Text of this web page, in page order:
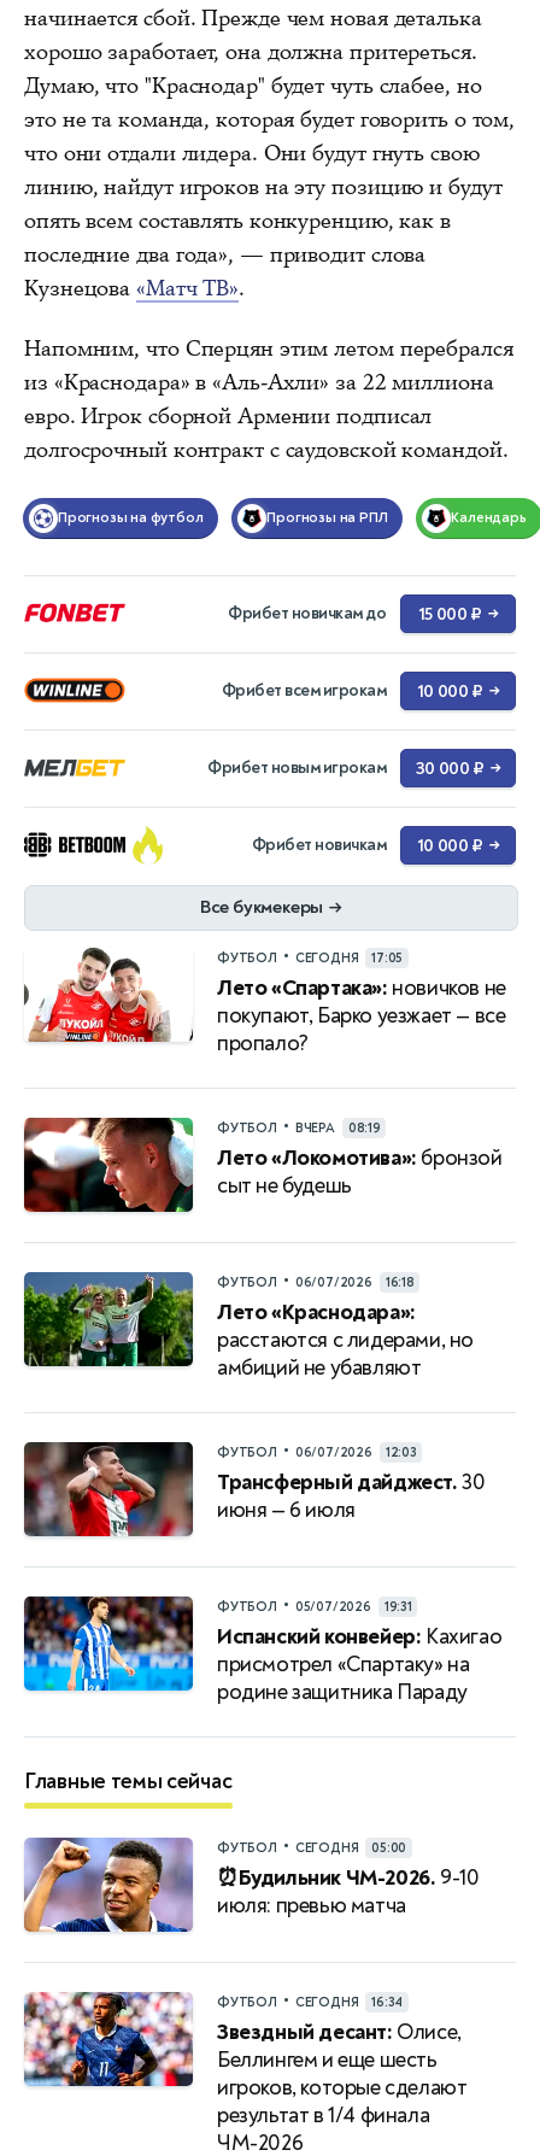
начинается сбой. Прежде чем новая деталька
хорошо заработает, она должна притереться.
Думаю, что "Краснодар" будет чуть слабее, но
это не та команда, которая будет говорить о том,
что они отдали лидера. Они будут гнуть свою
линию, найдут игроков на эту позицию и будут
опять всем составлять конкуренцию, как в
последние два года», — приводит слова
Кузнецова«Матч ТВ».
Напомним, что Сперцян этим летом перебрался
из «Краснодара» в «Аль-Ахли» за 22 миллиона
евро. Игрок сборной Армении подписал
долгосрочный контракт с саудовской командой.
Прогнозы на футбол Прогнозы на РПЛ Календарь
Фрибет новичкам до 15 000 ₽ →
Фрибет всем игрокам 10 000 ₽ →
Фрибет новым игрокам 30 000 ₽ →
Фрибет новичкам 10 000 ₽ →
Все букмекеры →
ФУТБОЛ • СЕГОДНЯ 17:05
Лето «Спартака»: новичков не
покупают, Барко уезжает — все
пропало?
ФУТБОЛ • ВЧЕРА 08:19
Лето «Локомотива»: бронзой
сыт не будешь
ФУТБОЛ • 06/07/2026 16:18
Лето «Краснодара»:
расстаются с лидерами, но
амбиций не убавляют
ФУТБОЛ • 06/07/2026 12:03
Трансферный дайджест.30
июня — 6 июля
ФУТБОЛ • 05/07/2026 19:31
Испанский конвейер: Кахигао
присмотрел «Спартаку» на
родине защитника Параду
Главные темы сейчас
ФУТБОЛ • СЕГОДНЯ 05:00
⏰Будильник ЧМ-2026. 9-10
июля: превью матча
ФУТБОЛ • СЕГОДНЯ 16:34
Звездный десант: Олисе,
Беллингем и еще шесть
игроков, которые сделают
результат в 1/4 финала
ЧМ-2026